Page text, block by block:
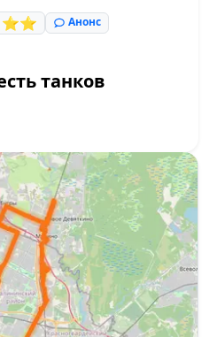
⭐⭐
Анонс
танков